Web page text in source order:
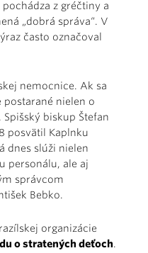
z gréčtiny a
„dobrá správa“. V
často označoval
nemocnice. Ak sa
nielen o
biskup Štefan
posvätil Kaplnku
dnes slúži nielen
personálu, ale aj
správcom
Bebko.
organizácie
o stratených deťoch.